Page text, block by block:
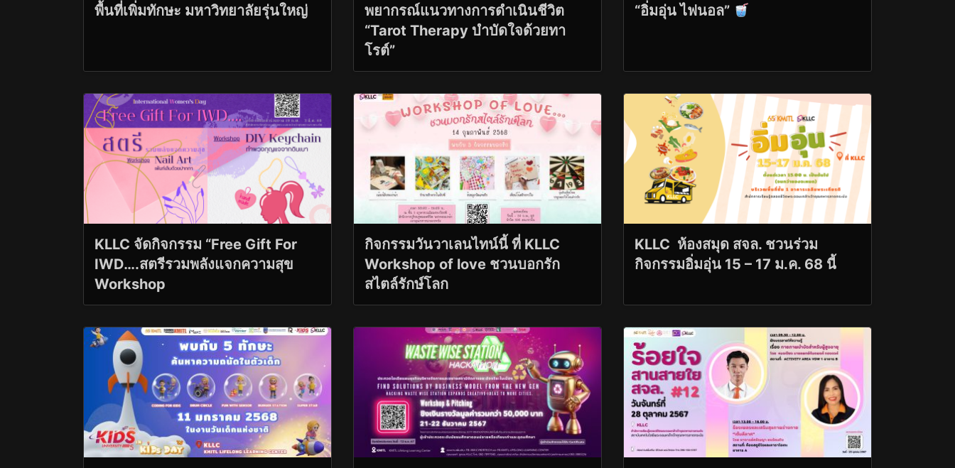
พื้นที่เพิ่มทักษะ มหาวิทยาลัยรุ่นใหญ่
พยากรณ์แนวทางการดำเนินชีวิต
“Tarot Therapy บำบัดใจด้วยทา
โรต์”
“อิ่มอุ่น ไฟนอล”
KLLC จัดกิจกรรม “Free Gift For
IWD….สตรีรวมพลังแจกความสุข
Workshop
กิจกรรมวันวาเลนไทน์นี้ ที่ KLLC
Workshop of love ชวนบอกรัก
สไตล์รักษ์โลก
KLLC ห้องสมุด สจล. ชวนร่วม
กิจกรรมอิ่มอุ่น 15 – 17 ม.ค. 68 นี้